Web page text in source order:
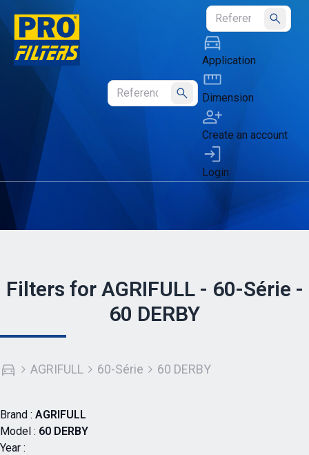
Submit
Submit
Application
Dimension
Create an account
Login
Filters for AGRIFULL - 60-Série -
60 DERBY
AGRIFULL 60-Série 60 DERBY
Brand : AGRIFULL
Model : 60 DERBY
Year :